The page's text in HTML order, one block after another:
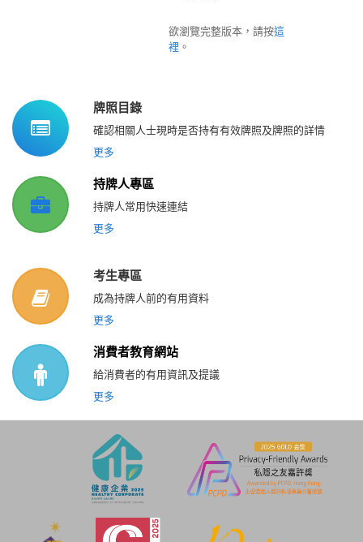
欲瀏覽完整版本，請按這
裡 。
牌照目錄
確認相關人士現時是否持有有效牌照及牌照的詳情
更多
持牌人專區
持牌人常用快速連結
更多
考生專區
成為持牌人前的有用資料
更多
消費者教育網站
給消費者的有用資訊及提議
更多